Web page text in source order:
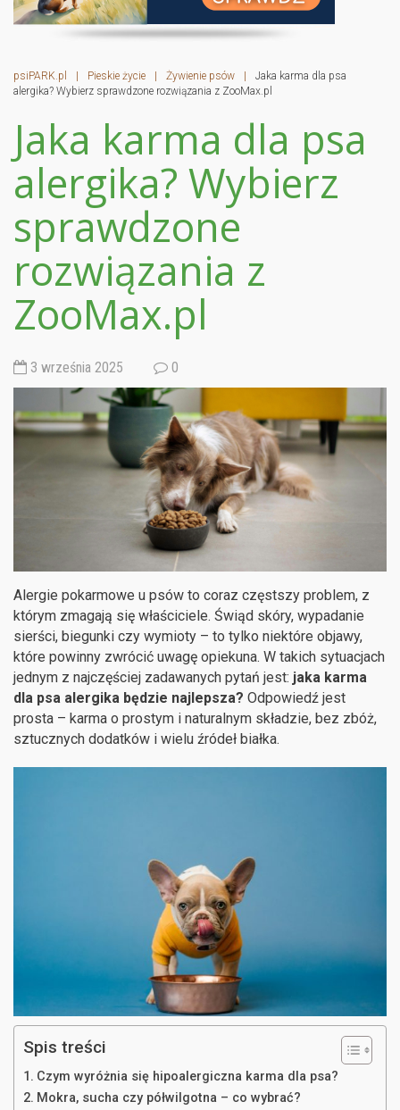
psiPARK.pl | Pieskie życie | Żywienie psów |
Jaka karma dla psa
alergika? Wybierz sprawdzone rozwiązania z ZooMax.pl
Jaka karma dla psa
alergika? Wybierz
sprawdzone
rozwiązania z
ZooMax.pl
3 września 2025 0
Alergie pokarmowe u psów to coraz częstszy problem, z
którym zmagają się właściciele. Świąd skóry, wypadanie
sierści, biegunki czy wymioty – to tylko niektóre objawy,
które powinny zwrócić uwagę opiekuna. W takich sytuacjach
jednym z najczęściej zadawanych pytań jest: jaka karma
dla psa alergika będzie najlepsza? Odpowiedź jest
prosta – karma o prostym i naturalnym składzie, bez zbóż,
sztucznych dodatków i wielu źródeł białka.
Spis treści
Czym wyróżnia się hipoalergiczna karma dla psa?
Mokra, sucha czy półwilgotna – co wybrać?